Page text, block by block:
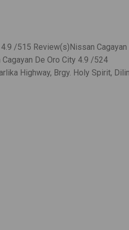
/515 Review(s)Nissan Cagayan
De Oro City 4.9 /524
Highway, Brgy. Holy Spirit,